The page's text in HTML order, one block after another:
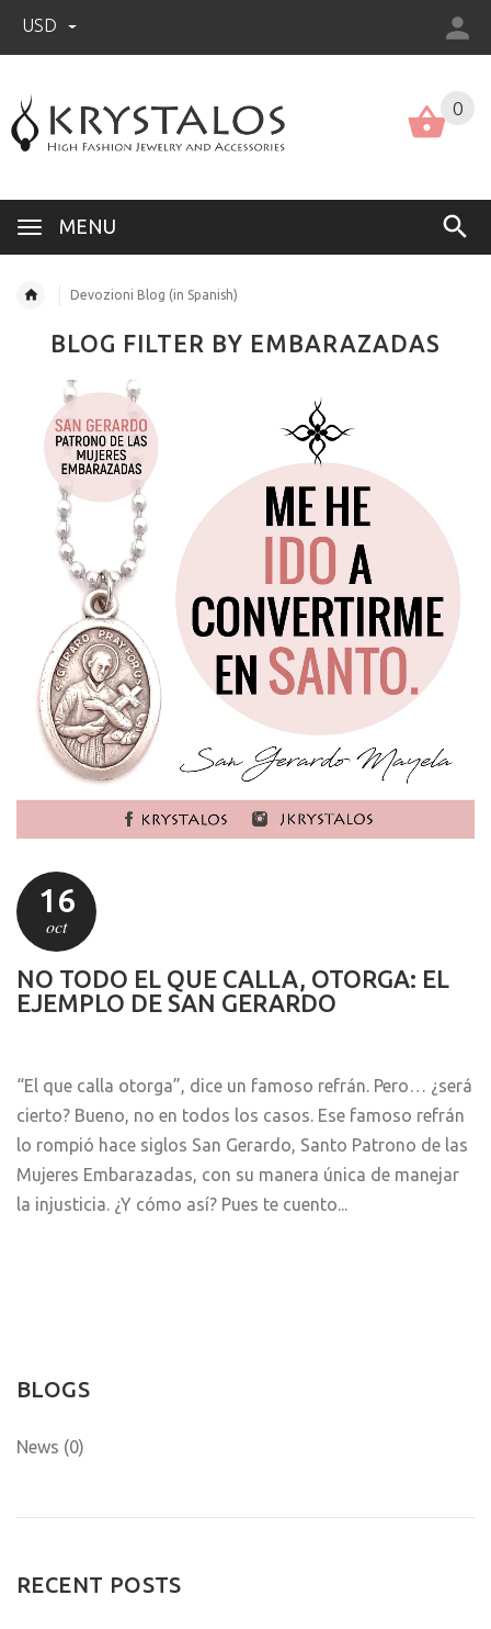
USD
MENU
0
Devozioni Blog (in Spanish)
BLOG FILTER BY EMBARAZADAS
16
oct
NO TODO EL QUE CALLA, OTORGA: EL
EJEMPLO DE SAN GERARDO
“El que calla otorga”, dice un famoso refrán. Pero… ¿será
cierto? Bueno, no en todos los casos. Ese famoso refrán
lo rompió hace siglos San Gerardo, Santo Patrono de las
Mujeres Embarazadas, con su manera única de manejar
la injusticia. ¿Y cómo así? Pues te cuento...
BLOGS
News (0)
RECENT POSTS